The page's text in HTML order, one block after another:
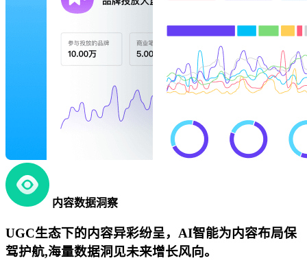
内容数据洞察
UGC生态下的内容异彩纷呈，AI智能为内容布局保
驾护航,海量数据洞见未来增长风向。